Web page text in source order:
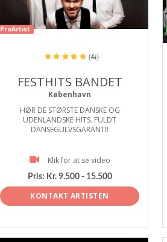
ProArtist
(4)
FESTHITS BANDET
København
HØR DE STØRSTE DANSKE OG
UDENLANDSKE HITS. FULDT
DANSEGULVSGARANTI!
Klik for at se video
Pris: Kr. 9.500 - 15.500
KONTAKT ARTISTEN